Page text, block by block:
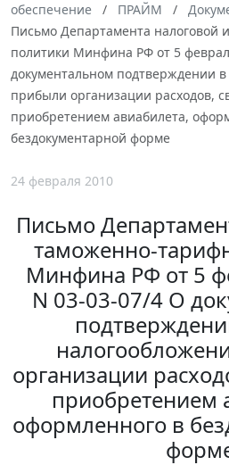
обеспечение
ПРАЙМ
Письмо Департамента налоговой
политики Минфина РФ от 5
документальном подтверждении
прибыли организации расходов,
приобретением авиабилета,
бездокументарной форме
24 февраля 2010
Письмо
таможенно-
Минфина РФ от 5
N 03-03-07/4 О
организации
приобретением
оформленного в